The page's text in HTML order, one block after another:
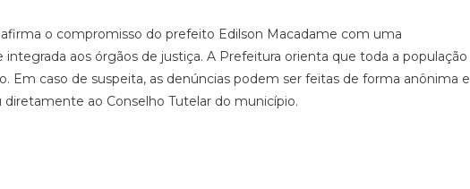
o compromisso do prefeito Edilson Macadame com uma
aos órgãos de justiça. A Prefeitura orienta que toda a população
Em caso de suspeita, as denúncias podem ser feitas de forma anônima e
diretamente ao Conselho Tutelar do município.